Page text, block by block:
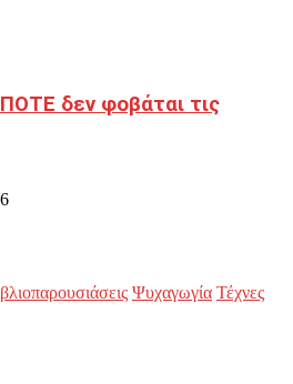
δεν φοβάται τις
Ψυχαγωγία Τέχνες